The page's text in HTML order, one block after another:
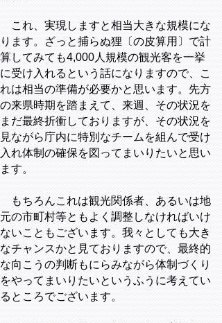
これ、実現しますと相当大きな規模にな
ります。ざっと捕らぬ狸〔の皮算用〕で計
算してみても4,000人規模の観光客を一挙
に受け入れるという話になりますので、こ
れは相当の準備が必要かと思います。先方
の来県時期を踏まえて、来週、その状況を
まだ最終折衝しておりますが、その状況を
見ながら庁内に特別なチームを組んで受け
入れ体制の確保を図ってまいりたいと思い
ます。
もちろんこれは観光関係者、あるいは地
元の市町村等ともよく調整しなければいけ
ないこともございます。我々としても大き
なチャンスかと見ておりますので、最終的
な向こうの判断もにらみながら体制づくり
をやってまいりたいというふうに考えてい
るところでございます。